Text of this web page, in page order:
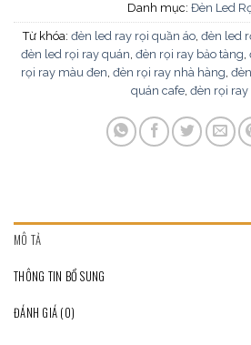
Danh mục: Đèn Led
Từ khóa: đèn led ray rọi quần áo, đèn led
đèn led rọi ray quán, đèn rọi ray bảo tàng,
rọi ray màu đen, đèn rọi ray nhà hàng,
quán cafe, đèn rọi ray
MÔ TẢ
THÔNG TIN BỔ SUNG
ĐÁNH GIÁ (0)